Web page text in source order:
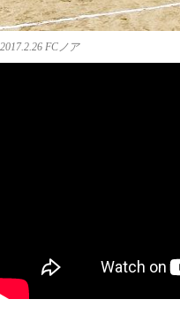
2017.2.26 FCノア